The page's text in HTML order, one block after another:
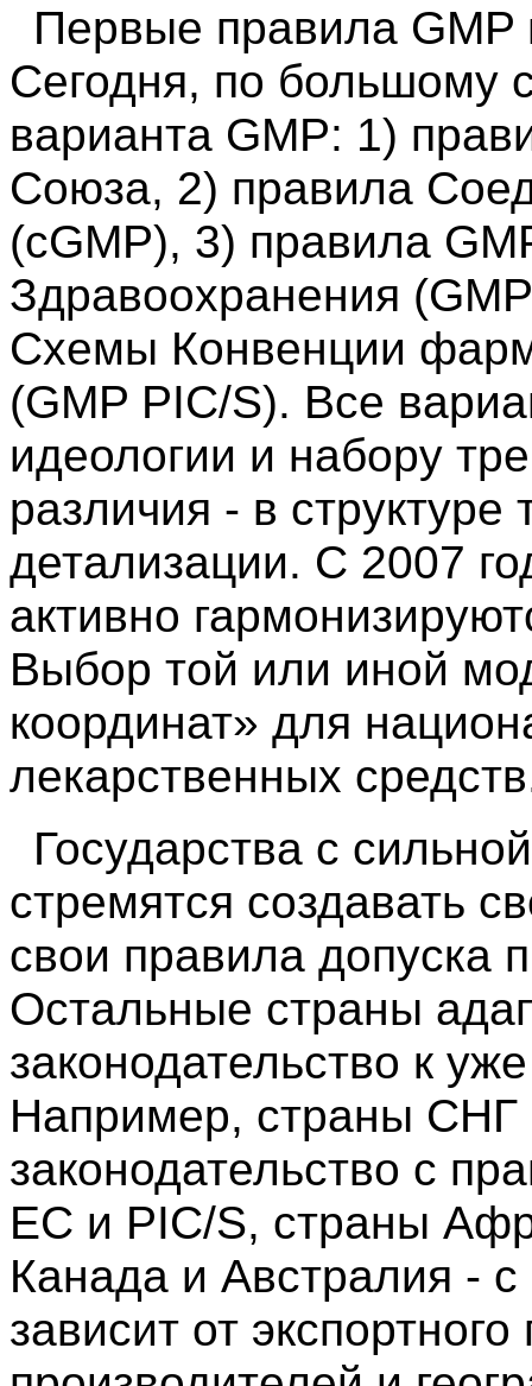
Первые правила GMP
Сегодня, по большому
варианта GMP: 1)
Союза, 2) правила
(cGMP), 3) правила
Здравоохранения
Схемы Конвенции
(GMP PIC/S). Все
идеологии и набору
различия - в
детализации. С 2007
активно
Выбор той или иной
координат» для
лекарственных
Государства с
стремятся создавать
свои правила допуска
Остальные страны
законодательство к
Например, страны СНГ
законодательство с
ЕС и PIC/S, страны
Канада и Австралия -
зависит от